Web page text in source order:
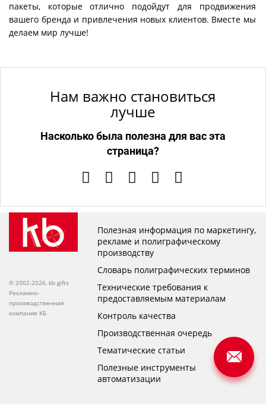
пакеты, которые отлично подойдут для продвижения
вашего бренда и привлечения новых клиентов. Вместе мы
делаем мир лучше!
Нам важно становиться
лучше
Насколько была полезна для вас эта
страница?
© 2002-2026, kb.gifts
Рекламно-
производственная
компания КБ
Полезная информация по маркетингу,
рекламе и полиграфическому
производству
Словарь полиграфических терминов
Технические требования к
предоставляемым материалам
Контроль качества
Производственная очередь
Тематические статьи
Полезные инструменты
автоматизации